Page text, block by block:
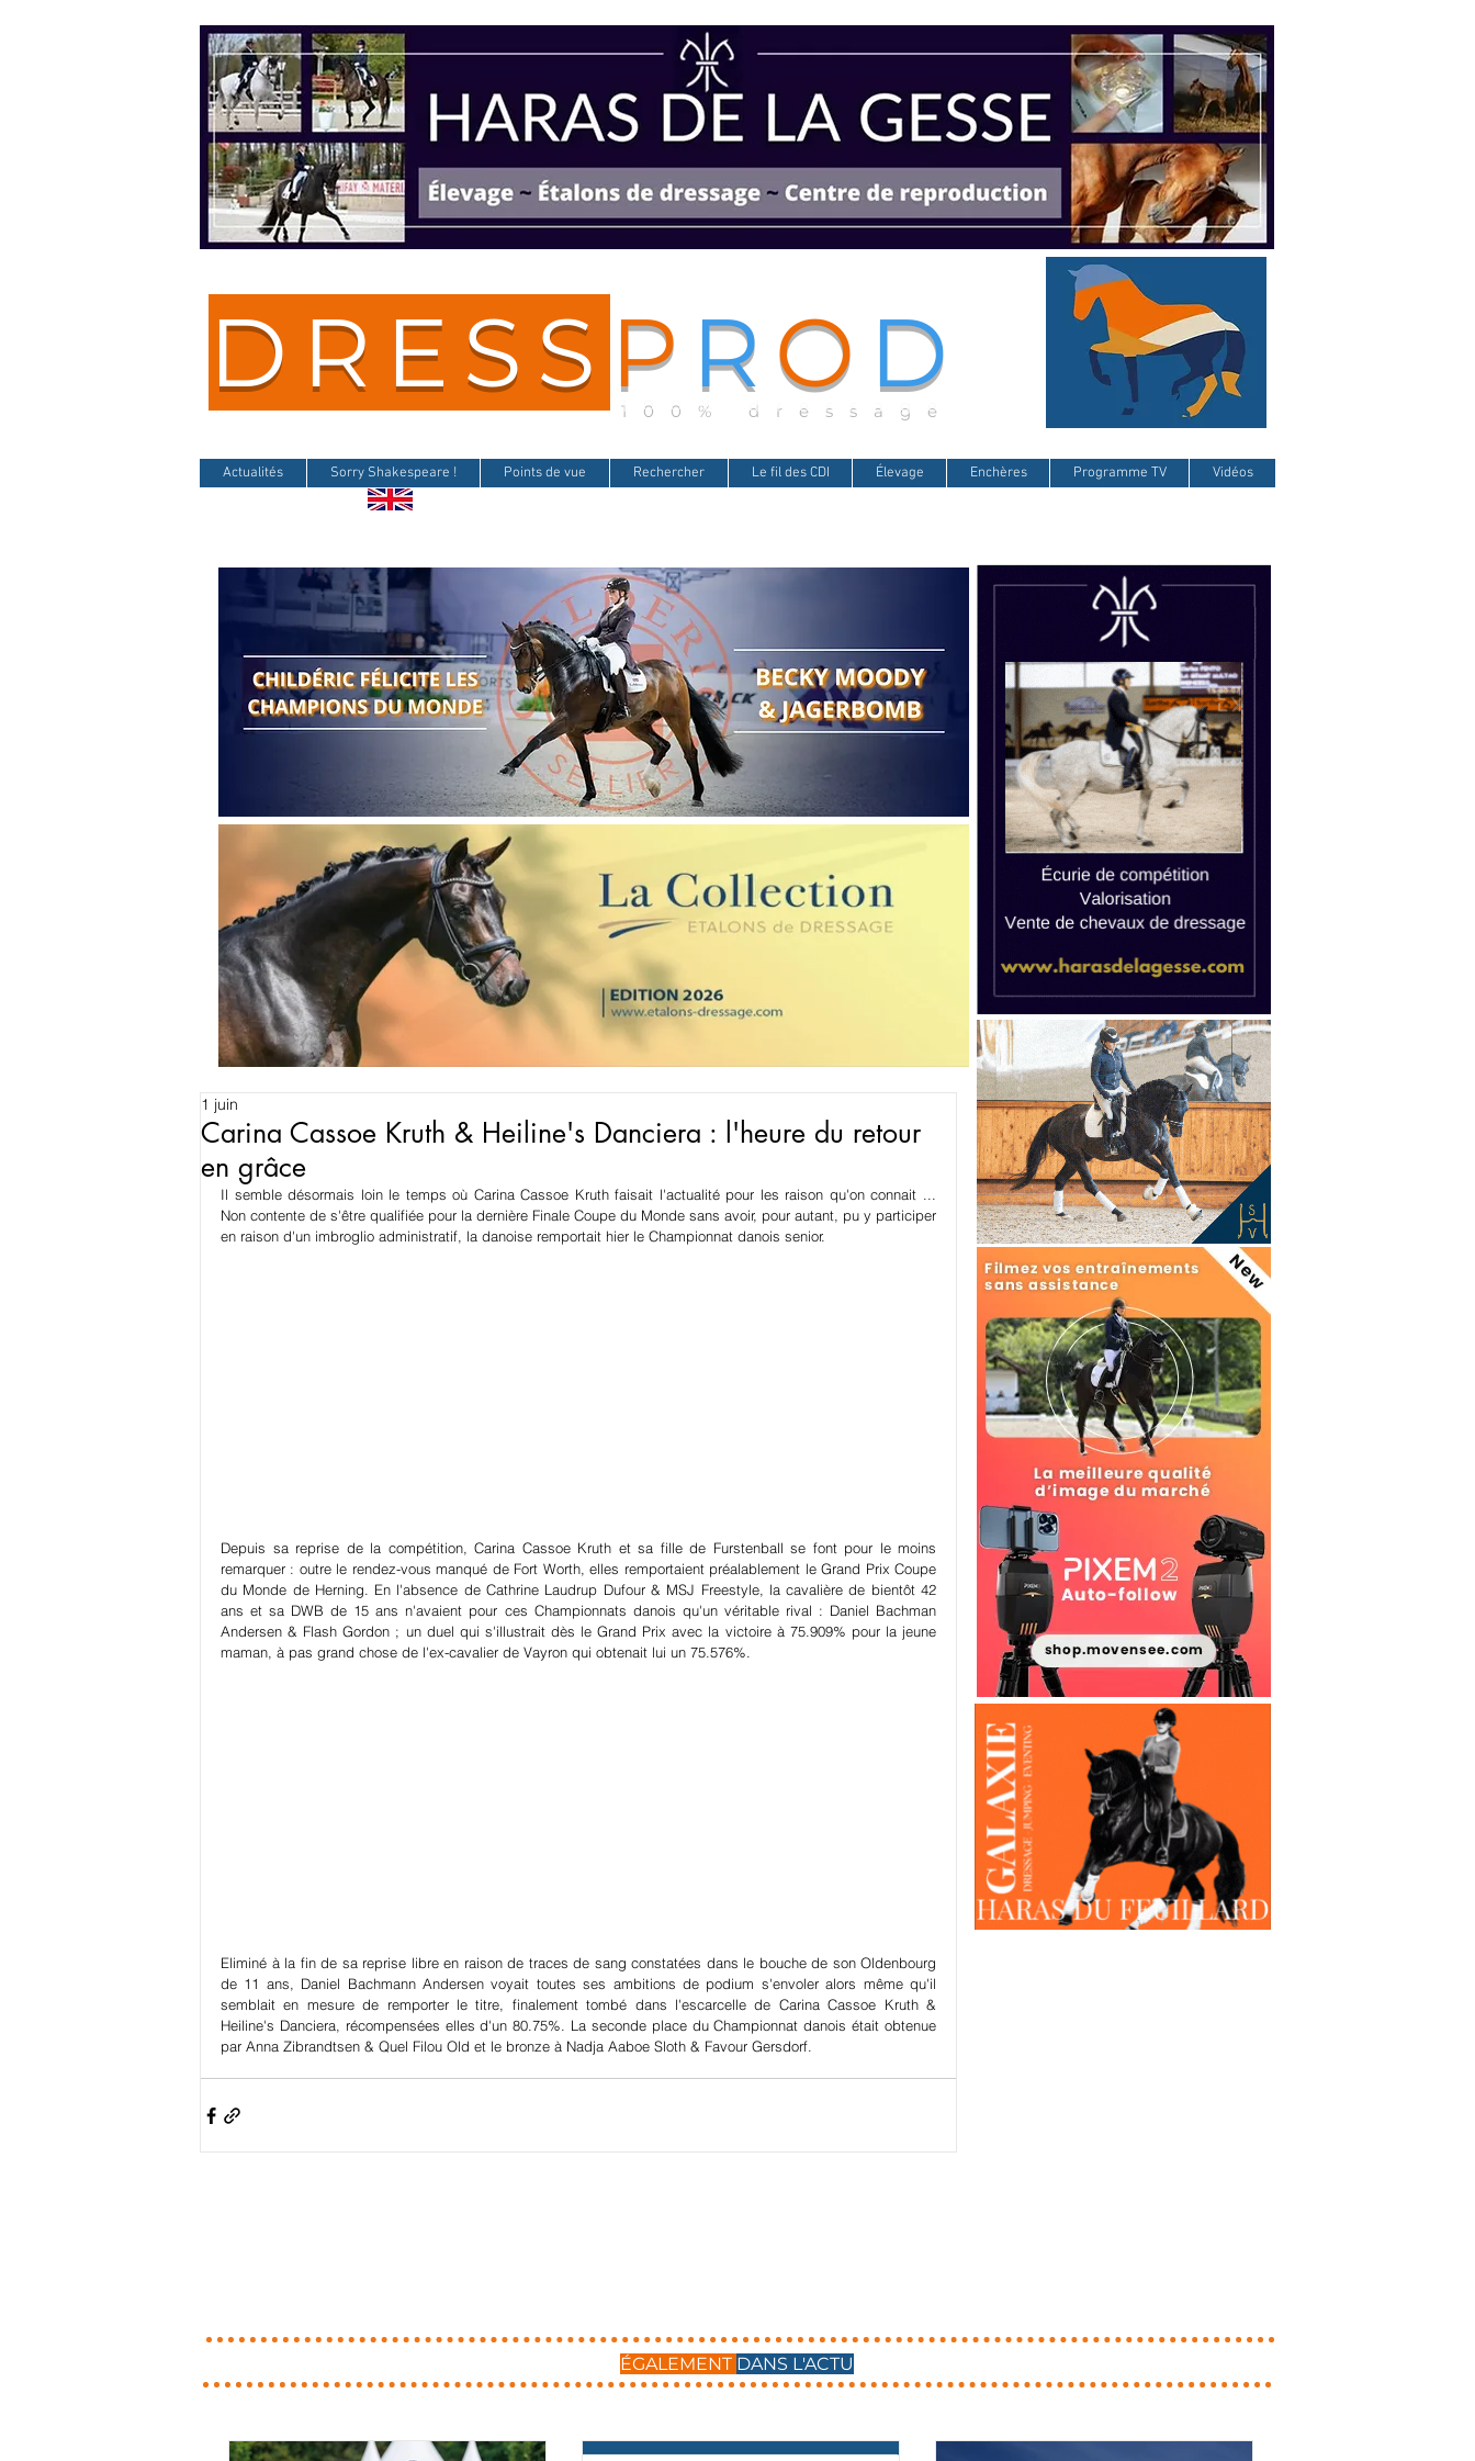
DRESS P RO D
100% dressage
Actualités Sorry Shakespeare ! Points de vue Rechercher Le fil des CDI Élevage Enchères Programme TV Vidéos
Carina Cassoe Kruth & Heiline's Danciera : l'heure du retour
en grâce
1 juin
Il semble désormais loin le temps où Carina Cassoe Kruth faisait l'actualité pour les raison qu'on connait ...
Non contente de s'être qualifiée pour la dernière Finale Coupe du Monde sans avoir, pour autant, pu y participer
en raison d'un imbroglio administratif, la danoise remportait hier le Championnat danois senior.
Depuis sa reprise de la compétition, Carina Cassoe Kruth et sa fille de Furstenball se font pour le moins
remarquer : outre le rendez-vous manqué de Fort Worth, elles remportaient préalablement le Grand Prix Coupe
du Monde de Herning. En l'absence de Cathrine Laudrup Dufour & MSJ Freestyle, la cavalière de bientôt 42
ans et sa DWB de 15 ans n'avaient pour ces Championnats danois qu'un véritable rival : Daniel Bachman
Andersen & Flash Gordon ; un duel qui s'illustrait dès le Grand Prix avec la victoire à 75.909% pour la jeune
maman, à pas grand chose de l'ex-cavalier de Vayron qui obtenait lui un 75.576%.
Eliminé à la fin de sa reprise libre en raison de traces de sang constatées dans le bouche de son Oldenbourg
de 11 ans, Daniel Bachmann Andersen voyait toutes ses ambitions de podium s'envoler alors même qu'il
semblait en mesure de remporter le titre, finalement tombé dans l'escarcelle de Carina Cassoe Kruth &
Heiline's Danciera, récompensées elles d'un 80.75%. La seconde place du Championnat danois était obtenue
par Anna Zibrandtsen & Quel Filou Old et le bronze à Nadja Aaboe Sloth & Favour Gersdorf.
ÉGALEMENT DANS L'ACTU